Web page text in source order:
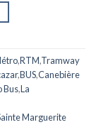
,RTM,Tramway
,BUS,Canebière
Bus,La
Marguerite